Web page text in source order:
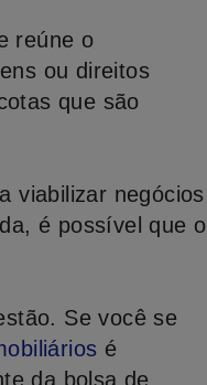
reúne o
ou direitos
que são
viabilizar negócios
é possível que o
Se você se
é
da bolsa de